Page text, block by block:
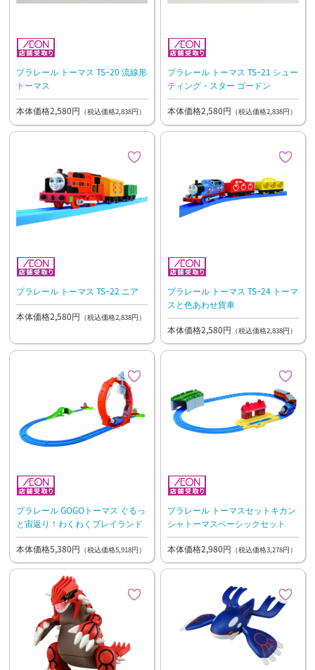
プラレール トーマス TSｰ20 流線形
トーマス
本体価格2,580円 （税込価格2,838円）
プラレール トーマス TSｰ21 シュー
ティング・スター ゴードン
本体価格2,580円 （税込価格2,838円）
プラレール トーマス TSｰ22 ニア
本体価格2,580円 （税込価格2,838円）
プラレール トーマス TSｰ24 トーマ
スと色あわせ貨車
本体価格2,580円 （税込価格2,838円）
プラレール GOGOトーマス ぐるっ
と宙返り！わくわくプレイランド
本体価格5,380円 （税込価格5,918円）
プラレール トーマスセットキカン
シャトーマスベーシックセット
本体価格2,980円 （税込価格3,278円）